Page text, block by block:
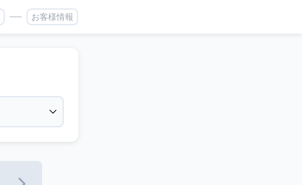
お客様情報